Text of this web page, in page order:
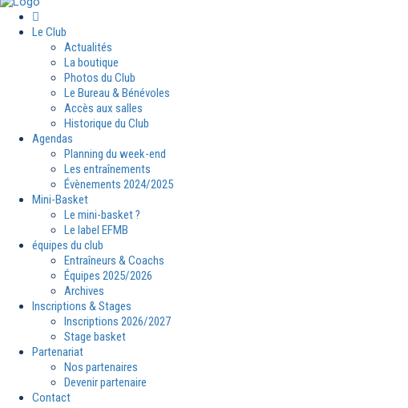
Le Club
Actualités
La boutique
Photos du Club
Le Bureau & Bénévoles
Accès aux salles
Historique du Club
Agendas
Planning du week-end
Les entraînements
Évènements 2024/2025
Mini-Basket
Le mini-basket ?
Le label EFMB
équipes du club
Entraîneurs & Coachs
Équipes 2025/2026
Archives
Inscriptions & Stages
Inscriptions 2026/2027
Stage basket
Partenariat
Nos partenaires
Devenir partenaire
Contact